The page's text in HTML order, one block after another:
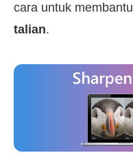
cara untuk membantu
talian.